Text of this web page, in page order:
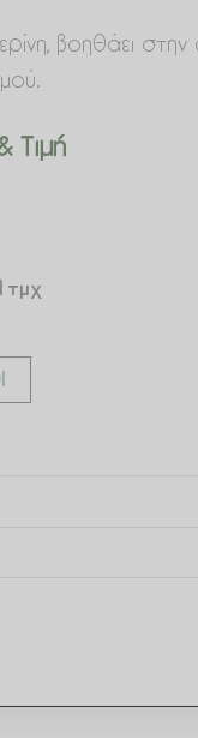
βοηθάει
Τιμή